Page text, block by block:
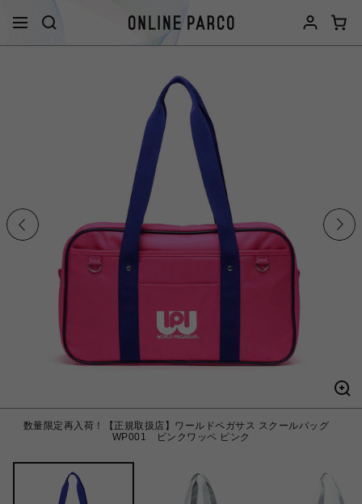
数量限定再入荷！【正規取扱店】ワールドペガサス スクールバッグ
WP001 ピンクワッペ ピンク